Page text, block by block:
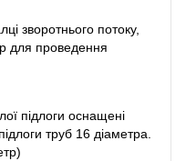
зворотнього потоку,
для проведення
підлоги оснащені
труб 16 діаметра.